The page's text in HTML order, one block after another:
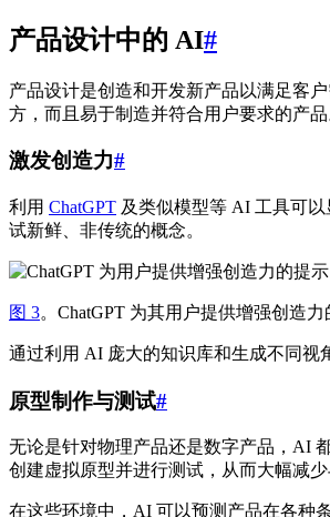
产品设计中的 AI#
产品设计是创造和开发新产品以满足客
方，而且易于制造并符合用户要求的产
激发创造力#
利用 ChatGPT 及类似模型等 AI 工具可
试新鲜、非传统的概念。
图 3。ChatGPT 为其用户提供增强创造力
通过利用 AI 庞大的知识库和生成不同视
原型制作与测试#
无论是针对物理产品还是数字产品，AI
创建虚拟原型并进行测试，从而大幅减
在这些环境中，AI 可以预测产品在各种